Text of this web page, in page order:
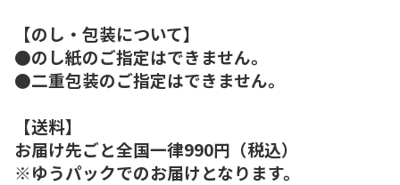
【のし・包装について】
●のし紙のご指定はできません。
●二重包装のご指定はできません。
【送料】
お届け先ごと全国一律990円（税込）
※ゆうパックでのお届けとなります。